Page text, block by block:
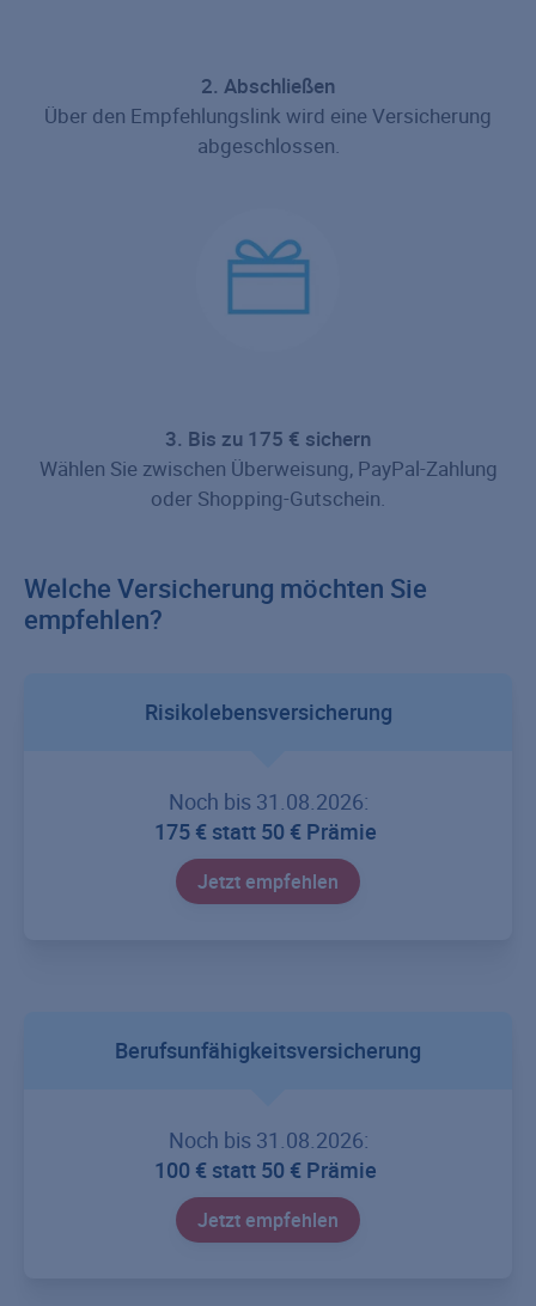
2. Abschließen
Über den Empfehlungslink wird eine Versicherung
abgeschlossen.
3. Bis zu 175 € sichern
Wählen Sie zwischen Überweisung, PayPal-Zahlung
oder Shopping-Gutschein.
Welche Versicherung möchten Sie
empfehlen?
Risikolebensversicherung
Noch bis 31.08.2026:
175 € statt 50 € Prämie
Jetzt empfehlen
Berufsunfähigkeitsversicherung
Noch bis 31.08.2026:
100 € statt 50 € Prämie
Jetzt empfehlen